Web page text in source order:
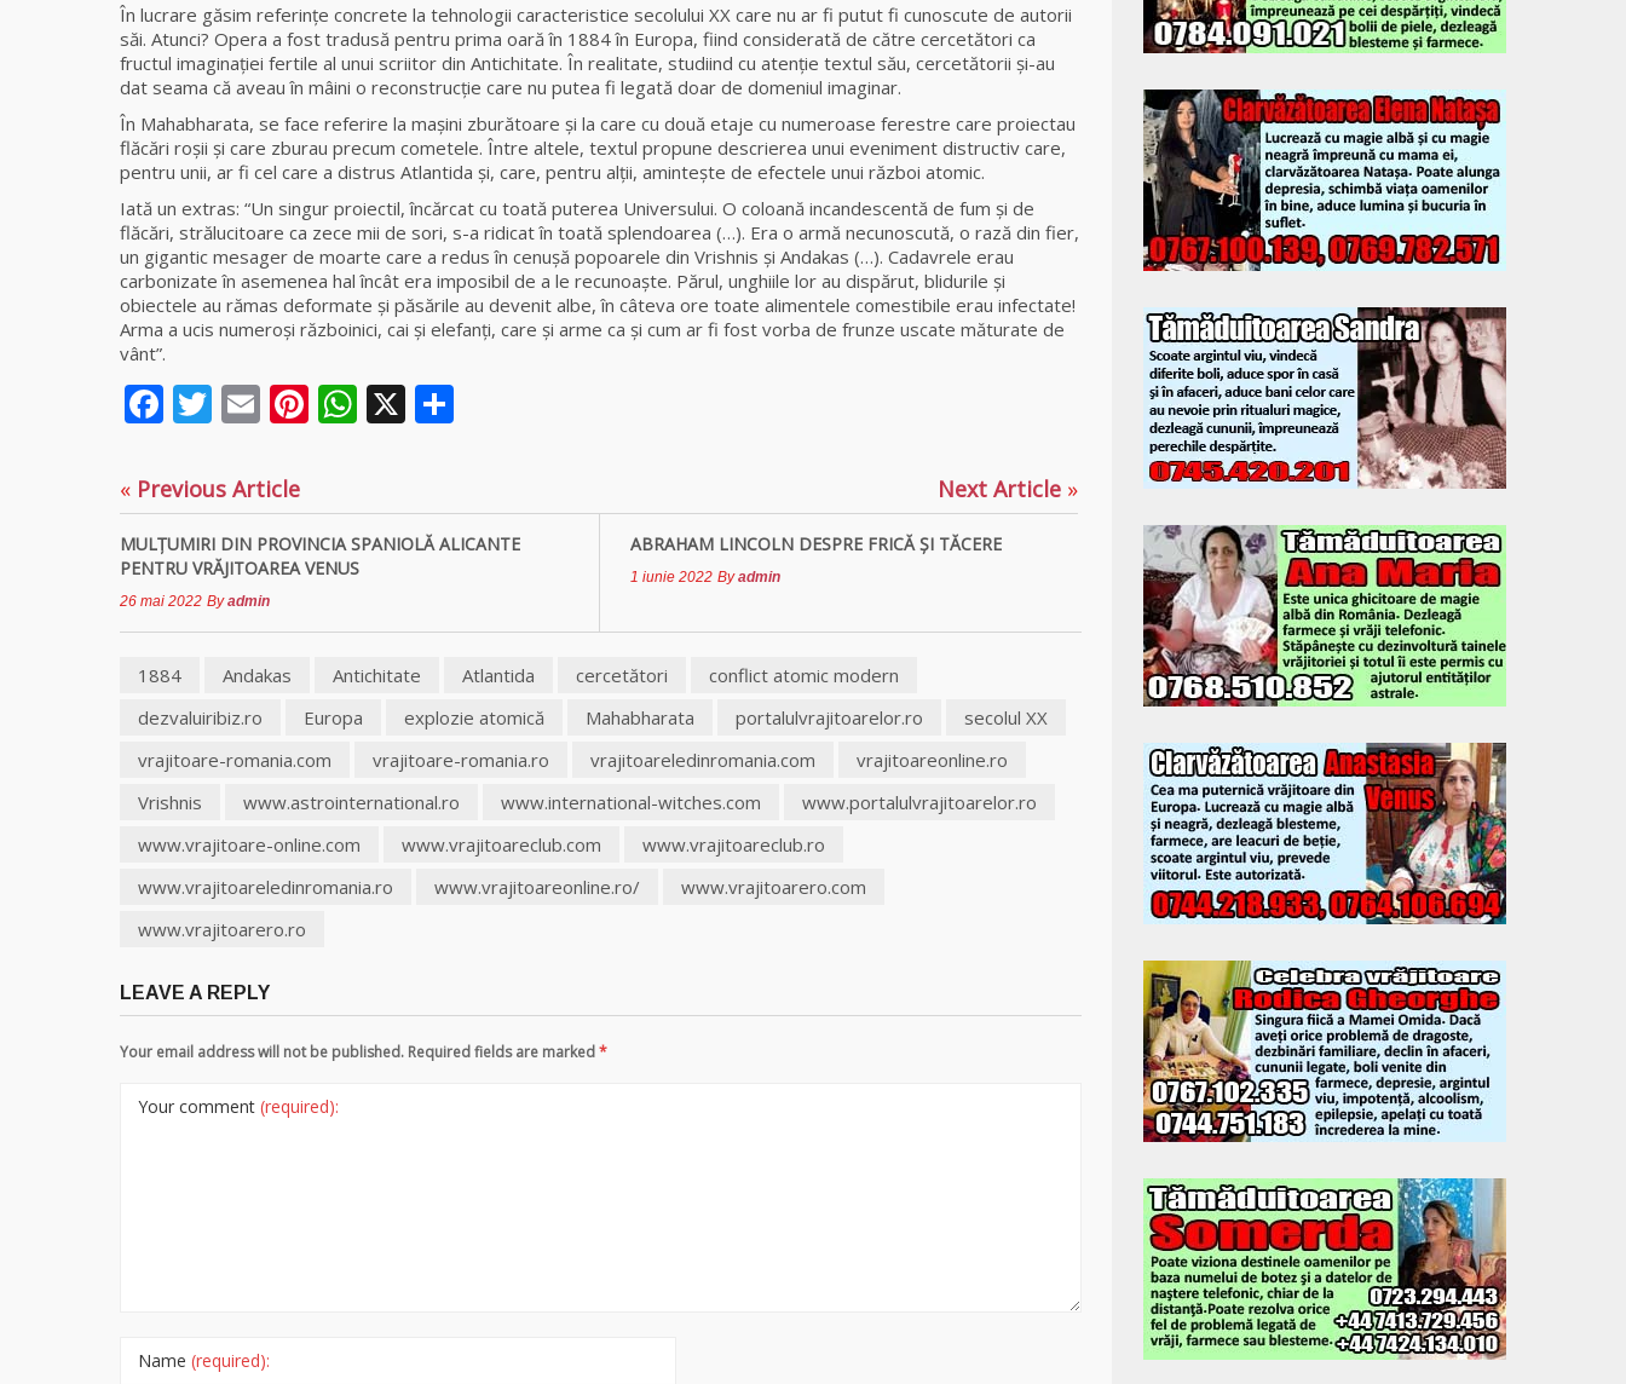
Clarvăzătoarea
Elena Natașa
Vrăjitoarea
Morgana,
maestra magiei
negre
Tămăduitoarea
Ana Maria
În lucrare găsim referinţe concrete la tehnologii caracteristice secolului XX care nu ar fi putut fi cunoscute de autorii
săi. Atunci? Opera a fost tradusă pentru prima oară în 1884 în Europa, fiind considerată de către cercetători ca
fructul imaginaţiei fertile al unui scriitor din Antichitate. În realitate, studiind cu atenţie textul său, cercetătorii şi-au
dat seama că aveau în mâini o reconstrucţie care nu putea fi legată doar de domeniul imaginar.
În Mahabharata, se face referire la maşini zburătoare şi la care cu două etaje cu numeroase ferestre care proiectau
flăcări roşii şi care zburau precum cometele. Între altele, textul propune descrierea unui eveniment distructiv care,
pentru unii, ar fi cel care a distrus Atlantida şi, care, pentru alţii, aminteşte de efectele unui război atomic.
Iată un extras: “Un singur proiectil, încărcat cu toată puterea Universului. O coloană incandescentă de fum şi de
flăcări, strălucitoare ca zece mii de sori, s-a ridicat în toată splendoarea (…). Era o armă necunoscută, o rază din fier,
un gigantic mesager de moarte care a redus în cenuşă popoarele din Vrishnis şi Andakas (…). Cadavrele erau
carbonizate în asemenea hal încât era imposibil de a le recunoaşte. Părul, unghiile lor au dispărut, blidurile şi
obiectele au rămas deformate şi păsările au devenit albe, în câteva ore toate alimentele comestibile erau infectate!
Arma a ucis numeroşi războinici, cai şi elefanţi, care şi arme ca şi cum ar fi fost vorba de frunze uscate măturate de
vânt”.
Facebook
Twitter
EmailPinterest
WhatsApp
X
« Previous Article
MULŢUMIRI DIN PROVINCIA SPANIOLĂ ALICANTE
PENTRU VRĂJITOAREA VENUS
26 mai 2022 Byadmin
Next Article »
ABRAHAM LINCOLN DESPRE FRICĂ ŞI TĂCERE
1 iunie 2022 Byadmin
1884 Andakas Antichitate Atlantida cercetători
conflict atomic modern
dezvaluiribiz.ro
Europa explozie atomică Mahabharata portalulvrajitoarelor.ro
secolul XX
vrajitoare-romania.com
vrajitoare-romania.ro vrajitoareledinromania.com
vrajitoareonline.ro
Vrishnis
www.astrointernational.ro www.international-witches.com
www.portalulvrajitoarelor.ro
www.vrajitoare-online.com
www.vrajitoareclub.com
www.vrajitoareclub.ro
www.vrajitoareledinromania.ro
www.vrajitoareonline.ro/
www.vrajitoarero.com
www.vrajitoarero.ro
LEAVE A REPLY
Your email address will not be published. Required fields are marked*
Your comment (required):
Name (required):